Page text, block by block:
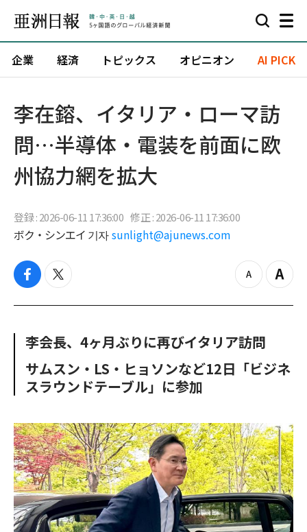
企業 経済 トピックス オピニオン AI PICK
李在鎔、イタリア・ローマ訪
問…半導体・電装を前面に欧
州協力網を拡大
登録 : 2026-06-11 17:36:00 修正 : 2026-06-11 17:36:00
ボク・シンエイ 기자 sunlight@ajunews.com
f
c
o
k
t
i
e
z
o
u
Z
o
李会長、4ヶ月ぶりに再びイタリア訪問
サムスン・LS・ヒョソンなど12日「ビジネ
スラウンドテーブル」に参加